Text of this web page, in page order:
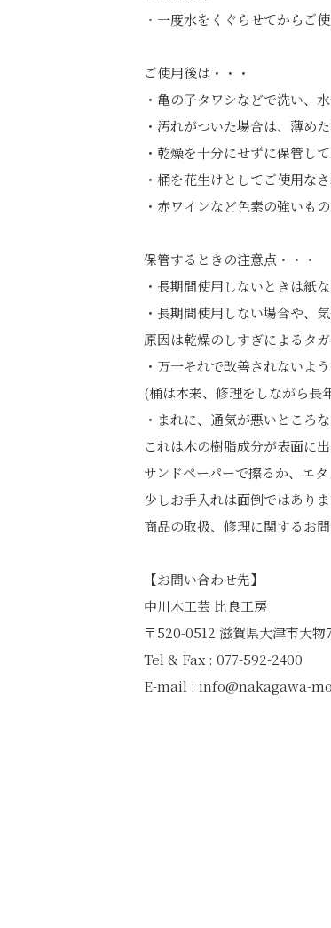
・一度水をくぐらせてからご
ご使用後は・・・
・亀の子タワシなどで洗い、
・汚れがついた場合は、薄め
・乾燥を十分にせずに保管し
・桶を花生けとしてご使用な
・赤ワインなど色素の強いも
保管するときの注意点・・・
・長期間使用しないときは紙
・長期間使用しない場合や、
原因は乾燥のしすぎによるタ
・万一それで改善されないよ
(桶は本来、修理をしながら長
・まれに、通気が悪いところ
これは木の樹脂成分が表面に出
サンドペーパーで擦るか、エ
少しお手入れは面倒ではあり
商品の取扱、修理に関するお
【お問い合わせ先】
中川木工芸 比良工房
〒520-0512 滋賀県大津市大物
Tel & Fax : 077-592-2400
E-mail : info@nakagawa-